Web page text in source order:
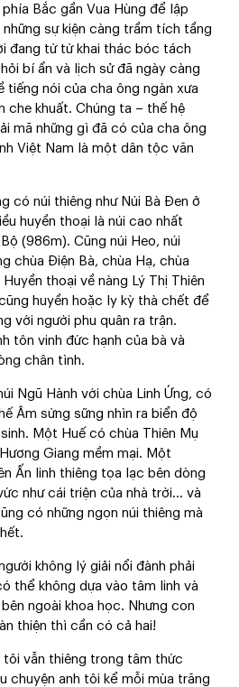
Bắc gần Vua Hùng để lập
những sự kiện càng trầm tích tầng
đang từ từ khai thác bóc tách
bí ẩn và lịch sử đã ngày càng
tiếng nói của cha ông ngàn xưa
che khuất. Chúng ta – thế hệ
mã những gì đã có của cha ông
Việt Nam là một dân tộc văn
có núi thiêng như Núi Bà Đen ở
huyền thoại là núi cao nhất
(986m). Cũng núi Heo, núi
chùa Điện Bà, chùa Hạ, chùa
Huyền thoại về nàng Lý Thị Thiên
huyền hoặc ly kỳ thà chết để
với người phu quân ra trận.
tôn vinh đức hạnh của bà và
chân tình.
Hành với chùa Linh Ứng, có
Âm sừng sững nhìn ra biển độ
Một Huế có chùa Thiên Mụ
Giang mềm mại. Một
Ấn linh thiêng tọa lạc bên dòng
như cái triện của nhà trời… và
có những ngọn núi thiêng mà
không lý giải nổi đành phải
thể không dựa vào tâm linh và
ngoài khoa học. Nhưng con
thiện thì cần có cả hai!
vẫn thiêng trong tâm thức
chuyện anh tôi kể mỗi mùa trăng